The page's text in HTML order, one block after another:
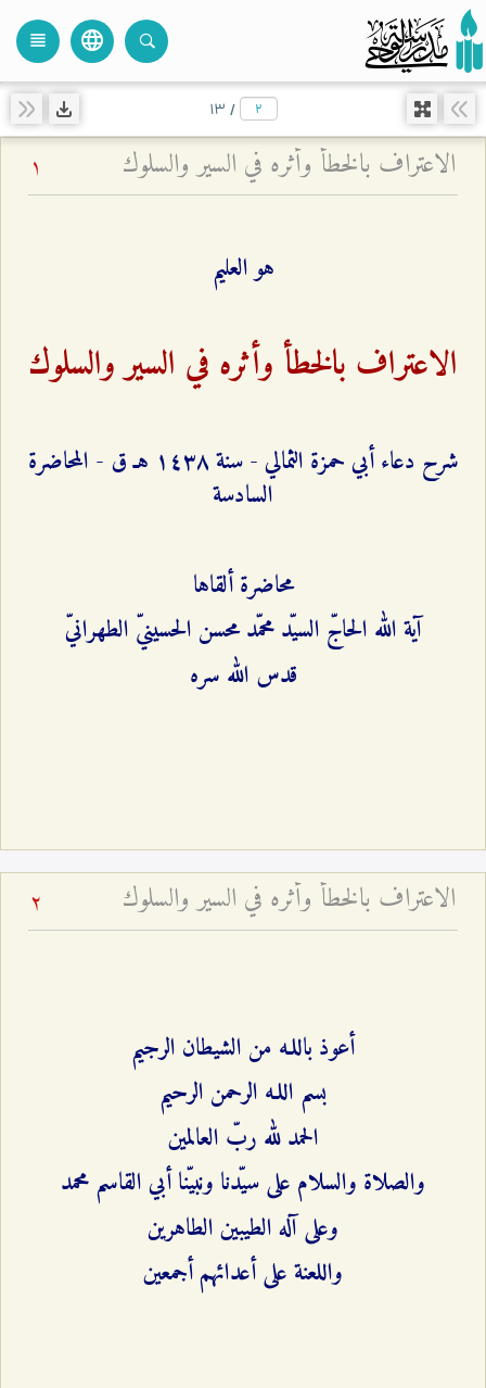
language
view_headline
/ ۱۳
الاعتراف بالخطأ وأثره في السير والسلوك 1
هو العليم
الاعتراف بالخطأ وأثره في السير والسلوك
شرح دعاء أبي حمزة الثمالي - سنة ۱٤٣۸ هـ ق - المحاضرة
السادسة
محاضرة ألقاها
آية الله الحاجّ السيّد محمّد محسن الحسينيّ الطهرانيّ
قدس الله سره
الاعتراف بالخطأ وأثره في السير والسلوك 2
أعوذ باللـه من الشيطان الرجيم
بسم اللـه الرحمن الرحيم
الحمد لله ربّ العالمين
والصلاة والسلام على سيّدنا ونبيّنا أبي القاسم محمد
وعلى آله الطيبين الطاهرين
واللعنة على أعدائهم أجمعين